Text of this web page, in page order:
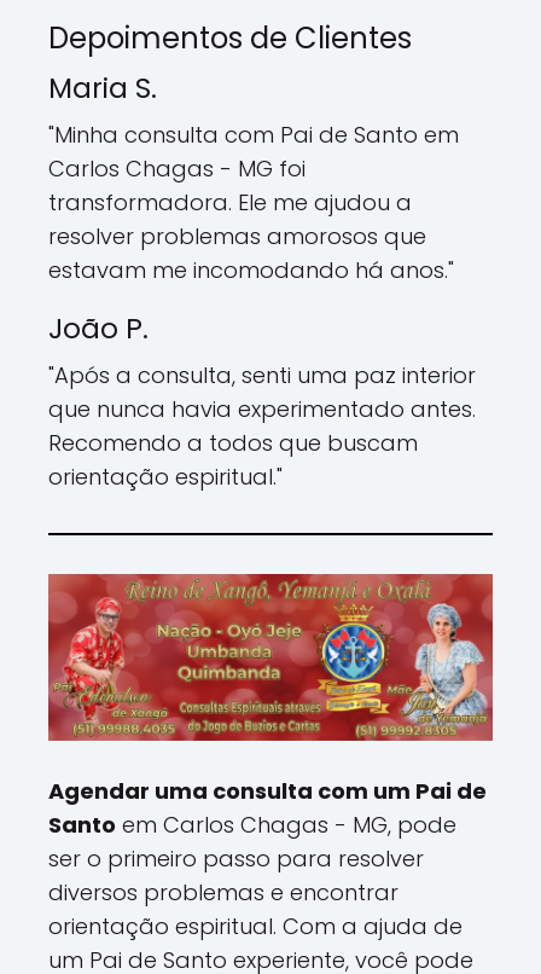
Depoimentos de Clientes
Maria S.
"Minha consulta com Pai de Santo em
Carlos Chagas - MG foi
transformadora. Ele me ajudou a
resolver problemas amorosos que
estavam me incomodando há anos."
João P.
"Após a consulta, senti uma paz interior
que nunca havia experimentado antes.
Recomendo a todos que buscam
orientação espiritual."
Agendar uma consulta com um Pai de
Santo em Carlos Chagas - MG, pode
ser o primeiro passo para resolver
diversos problemas e encontrar
orientação espiritual. Com a ajuda de
um Pai de Santo experiente, você pode